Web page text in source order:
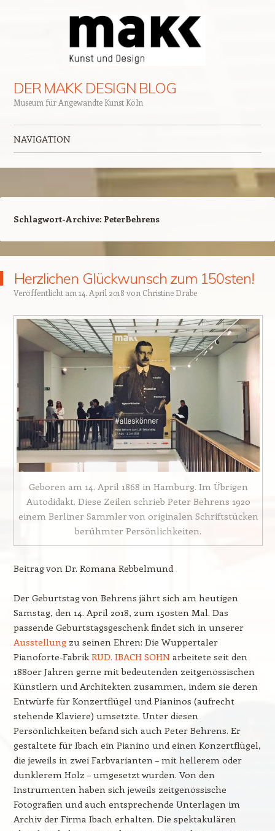
DER MAKK DESIGN BLOG
Museum für Angewandte Kunst Köln
NAVIGATION
Schlagwort-Archive: PeterBehrens
Herzlichen Glückwunsch zum 150sten!
Veröffentlicht am 14. April 2018 von Christine Drabe
Geboren am 14. April 1868 in Hamburg. Im Übrigen
Autodidakt. Diese Zeilen schrieb Peter Behrens 1920
einem Berliner Sammler von originalen Schriftstücken
berühmter Persönlichkeiten.
Beitrag von Dr. Romana Rebbelmund
Der Geburtstag von Behrens jährt sich am heutigen
Samstag, den 14. April 2018, zum 150sten Mal. Das
passende Geburtstagsgeschenk findet sich in unserer
Ausstellungzu seinen Ehren: Die Wuppertaler
Pianoforte-Fabrik RUD. IBACH SOHNarbeitete seit den
1880er Jahren gerne mit bedeutenden zeitgenössischen
Künstlern und Architekten zusammen, indem sie deren
Entwürfe für Konzertflügel und Pianinos (aufrecht
stehende Klaviere) umsetzte. Unter diesen
Persönlichkeiten befand sich auch Peter Behrens. Er
gestaltete für Ibach ein Pianino und einen Konzertflügel,
die jeweils in zwei Farbvarianten – mit hellerem oder
dunklerem Holz – umgesetzt wurden. Von den
Instrumenten haben sich jeweils zeitgenössische
Fotografien und auch entsprechende Unterlagen im
Archiv der Firma Ibach erhalten. Die spektakulären